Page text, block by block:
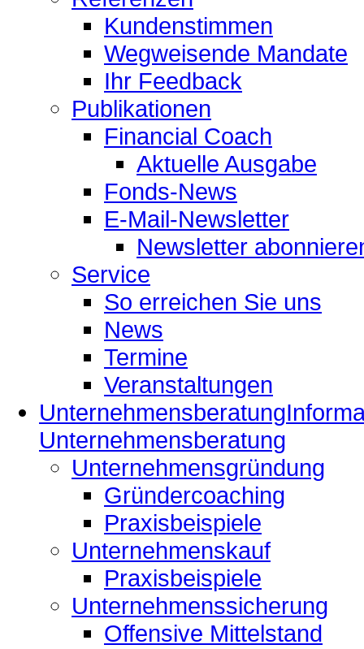
Kundenstimmen
Wegweisende Mandate
Ihr Feedback
Publikationen
Financial Coach
Aktuelle Ausgabe
Fonds-News
E-Mail-Newsletter
Newsletter
Service
So erreichen Sie uns
News
Termine
Veranstaltungen
Unternehmensberatung
Unternehmensberatung
Unternehmensgründung
Gründercoaching
Praxisbeispiele
Unternehmenskauf
Praxisbeispiele
Unternehmenssicherung
Offensive Mittelstand